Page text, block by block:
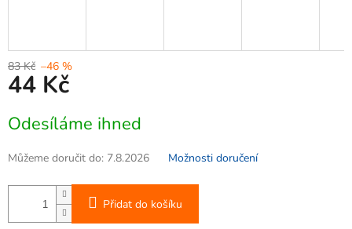
83 Kč –46 %
44 Kč
cena:
Odesíláme ihned
Můžeme doručit do: 7.8.2026 Možnosti doručení
Přidat do košíku